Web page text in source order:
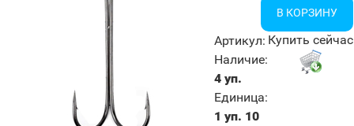
Артикул:
Наличие:
4 уп.
Единица:
1 уп. 10
Купить сейчас